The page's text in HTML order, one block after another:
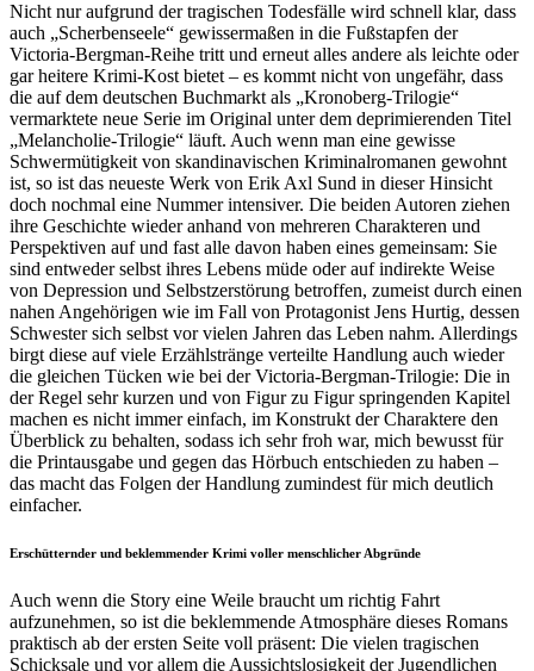
Nicht nur aufgrund der tragischen Todesfälle wird schnell klar, dass
auch „Scherbenseele“ gewissermaßen in die Fußstapfen der
Victoria-Bergman-Reihe tritt und erneut alles andere als leichte oder
gar heitere Krimi-Kost bietet – es kommt nicht von ungefähr, dass
die auf dem deutschen Buchmarkt als „Kronoberg-Trilogie“
vermarktete neue Serie im Original unter dem deprimierenden Titel
„Melancholie-Trilogie“ läuft. Auch wenn man eine gewisse
Schwermütigkeit von skandinavischen Kriminalromanen gewohnt
ist, so ist das neueste Werk von Erik Axl Sund in dieser Hinsicht
doch nochmal eine Nummer intensiver. Die beiden Autoren ziehen
ihre Geschichte wieder anhand von mehreren Charakteren und
Perspektiven auf und fast alle davon haben eines gemeinsam: Sie
sind entweder selbst ihres Lebens müde oder auf indirekte Weise
von Depression und Selbstzerstörung betroffen, zumeist durch einen
nahen Angehörigen wie im Fall von Protagonist Jens Hurtig, dessen
Schwester sich selbst vor vielen Jahren das Leben nahm. Allerdings
birgt diese auf viele Erzählstränge verteilte Handlung auch wieder
die gleichen Tücken wie bei der Victoria-Bergman-Trilogie: Die in
der Regel sehr kurzen und von Figur zu Figur springenden Kapitel
machen es nicht immer einfach, im Konstrukt der Charaktere den
Überblick zu behalten, sodass ich sehr froh war, mich bewusst für
die Printausgabe und gegen das Hörbuch entschieden zu haben –
das macht das Folgen der Handlung zumindest für mich deutlich
einfacher.
Erschütternder und beklemmender Krimi voller menschlicher Abgründe
Auch wenn die Story eine Weile braucht um richtig Fahrt
aufzunehmen, so ist die beklemmende Atmosphäre dieses Romans
praktisch ab der ersten Seite voll präsent: Die vielen tragischen
Schicksale und vor allem die Aussichtslosigkeit der Jugendlichen